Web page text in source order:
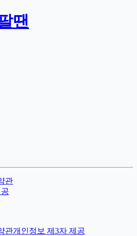
땐
관
관개인정보 제3자 제공